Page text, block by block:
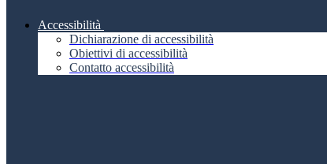
Accessibilità
Dichiarazione di accessibilità
Obiettivi di accessibilità
Contatto accessibilità